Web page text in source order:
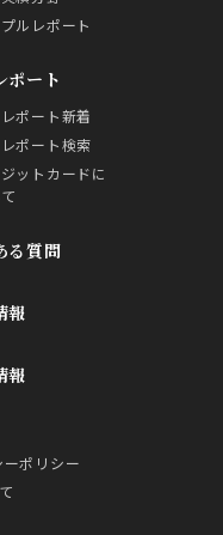
ルレポート
ポート
ポート新着
ポート検索
ットカードに
る質問
報
報
ポリシー